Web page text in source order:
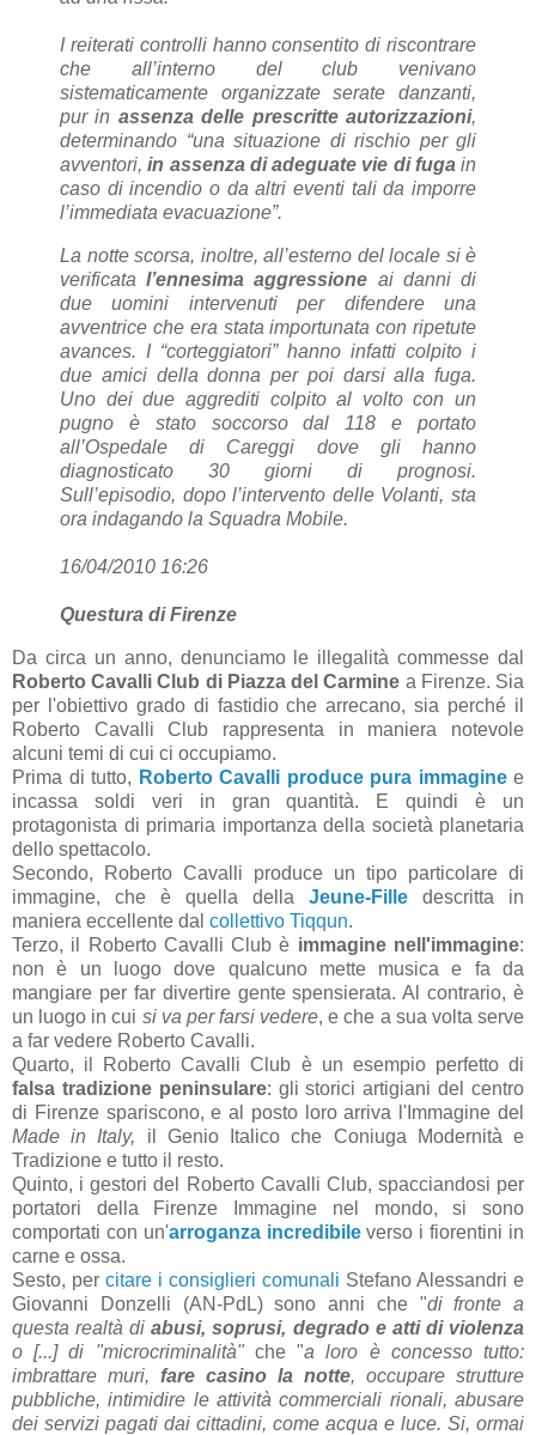
I reiterati controlli hanno consentito di riscontrare
che all’interno del club venivano
sistematicamente organizzate serate danzanti,
pur in assenza delle prescritte autorizzazioni,
determinando “una situazione di rischio per gli
avventori, in assenza di adeguate vie di fuga in
caso di incendio o da altri eventi tali da imporre
l’immediata evacuazione”.
La notte scorsa, inoltre, all’esterno del locale si è
verificatal’ennesima aggressione ai danni di
due uomini intervenuti per difendere una
avventrice che era stata importunata con ripetute
avances. I “corteggiatori” hanno infatti colpito i
due amici della donna per poi darsi alla fuga.
Uno dei due aggrediti colpito al volto con un
pugno è stato soccorso dal 118 e portato
all’Ospedale di Careggi dove gli hanno
diagnosticato 30 giorni di prognosi.
Sull’episodio, dopo l’intervento delle Volanti, sta
ora indagando la Squadra Mobile.
16/04/2010 16:26
Questura di Firenze
Da circa un anno, denunciamo le illegalità commesse dal
Roberto Cavalli Club di Piazza del Carmine a Firenze. Sia
per l'obiettivo grado di fastidio che arrecano, sia perché il
Roberto Cavalli Club rappresenta in maniera notevole
alcuni temi di cui ci occupiamo.
Prima di tutto, Roberto Cavalli produce pura immaginee
incassa soldi veri in gran quantità. E quindi è un
protagonista di primaria importanza della società planetaria
dello spettacolo.
Secondo, Roberto Cavalli produce un tipo particolare di
immagine, che è quella della Jeune-Fille descritta in
maniera eccellente dal collettivo Tiqqun.
Terzo, il Roberto Cavalli Club è immagine nell'immagine:
non è un luogo dove qualcuno mette musica e fa da
mangiare per far divertire gente spensierata. Al contrario, è
un luogo in cui si va per farsi vedere, e che a sua volta serve
a far vedere Roberto Cavalli.
Quarto, il Roberto Cavalli Club è un esempio perfetto di
falsa tradizione peninsulare: gli storici artigiani del centro
di Firenze spariscono, e al posto loro arriva l'Immagine del
Made in Italy, il Genio Italico che Coniuga Modernità e
Tradizione e tutto il resto.
Quinto, i gestori del Roberto Cavalli Club, spacciandosi per
portatori della Firenze Immagine nel mondo, si sono
comportati con un'arroganza incredibileverso i fiorentini in
carne e ossa.
Sesto, per citare i consiglieri comunali Stefano Alessandri e
Giovanni Donzelli (AN-PdL) sono anni che "di fronte a
questa realtà diabusi, soprusi, degrado e atti di violenza
o [...] di "microcriminalità" che "a loro è concesso tutto:
imbrattare muri, fare casino la notte, occupare strutture
pubbliche, intimidire le attività commerciali rionali, abusare
dei servizi pagati dai cittadini, come acqua e luce. Si, ormai